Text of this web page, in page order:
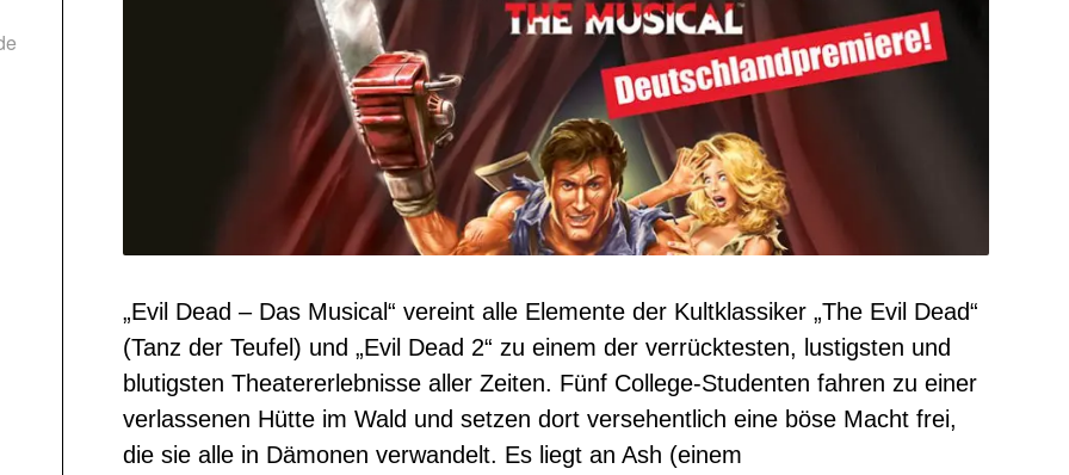
„Evil Dead – Das Musical“ vereint alle Elemente der Kultklassiker „The Evil Dead“
(Tanz der Teufel) und „Evil Dead 2“ zu einem der verrücktesten, lustigsten und
blutigsten Theatererlebnisse aller Zeiten. Fünf College-Studenten fahren zu einer
verlassenen Hütte im Wald und setzen dort versehentlich eine böse Macht frei,
die sie alle in Dämonen verwandelt. Es liegt an Ash (einem